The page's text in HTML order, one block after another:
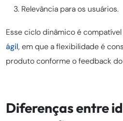
Relevância para os usuários.
Esse ciclo dinâmico é
ágil, em que a flexibilidade é
produto conforme o feedback
Diferenças entre